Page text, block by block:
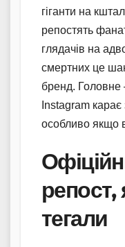
гіганти на
репостять
глядачів на
смертних це
бренд. Головне
Instagram
особливо якщо
тегали